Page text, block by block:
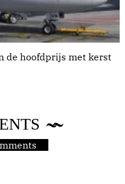
de hoofdprijs met kerst